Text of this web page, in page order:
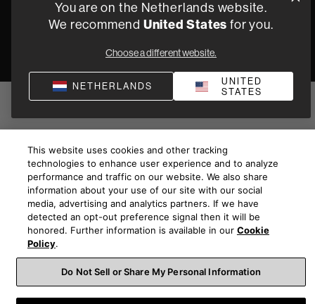
You are on the Netherlands website.
We recommend United States for you.
Choose a different website.
NETHERLANDS
UNITED
STATES
This website uses cookies and other tracking
technologies to enhance user experience and to analyze
performance and traffic on our website. We also share
information about your use of our site with our social
media, advertising and analytics partners. If we have
detected an opt-out preference signal then it will be
honored. Further information is available in our Cookie
Policy.
Do Not Sell or Share My Personal Information